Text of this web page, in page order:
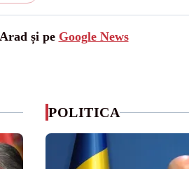
și pe Google News
POLITICA